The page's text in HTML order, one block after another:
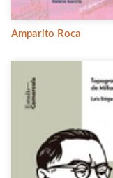
Amparito Roca